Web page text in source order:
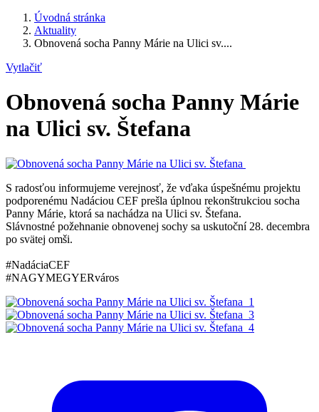
Úvodná stránka
Aktuality
Obnovená socha Panny Márie na Ulici sv....
Vytlačiť
Obnovená socha Panny Márie
na Ulici sv. Štefana
S radosťou informujeme verejnosť, že vďaka úspešnému projektu
podporenému Nadáciou CEF prešla úplnou rekonštrukciou socha
Panny Márie, ktorá sa nachádza na Ulici sv. Štefana.
Slávnostné požehnanie obnovenej sochy sa uskutoční 28. decembra
po svätej omši.
#NadáciaCEF
#NAGYMEGYERváros